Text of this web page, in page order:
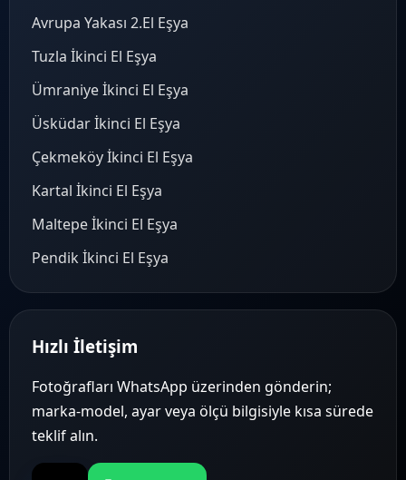
Avrupa Yakası 2.El Eşya
Tuzla İkinci El Eşya
Ümraniye İkinci El Eşya
Üsküdar İkinci El Eşya
Çekmeköy İkinci El Eşya
Kartal İkinci El Eşya
Maltepe İkinci El Eşya
Pendik İkinci El Eşya
Hızlı İletişim
Fotoğrafları WhatsApp üzerinden gönderin;
marka-model, ayar veya ölçü bilgisiyle kısa sürede
teklif alın.